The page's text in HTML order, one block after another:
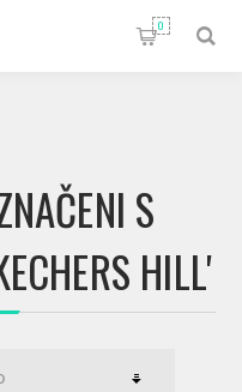
0
S
HILL'